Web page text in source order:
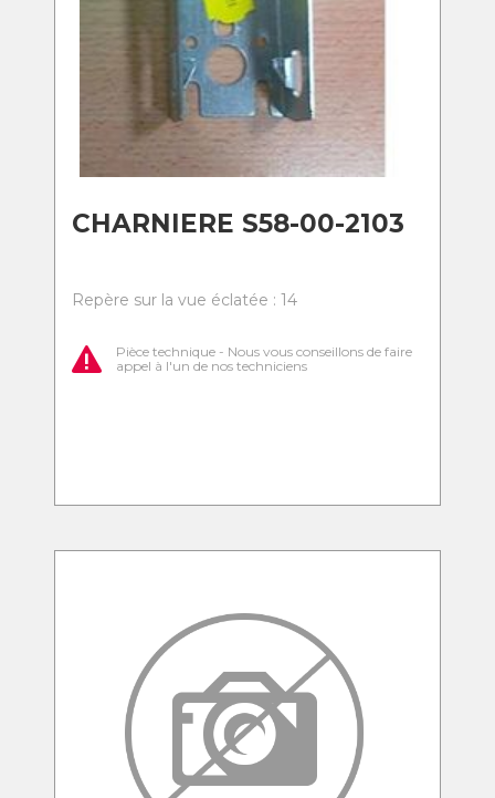
CHARNIERE S58-00-2103
Repère sur la vue éclatée : 14
Pièce technique - Nous vous conseillons de faire
appel à l'un de nos techniciens